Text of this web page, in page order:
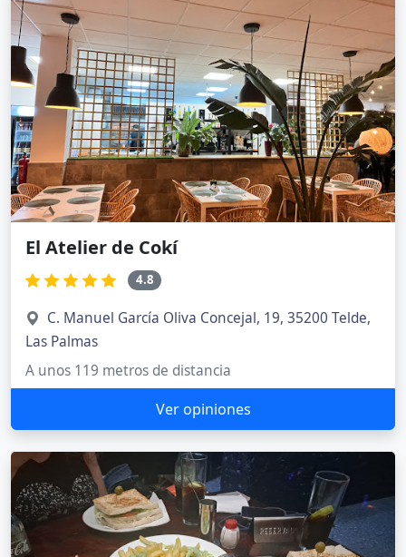
El Atelier de Cokí
4.8
C. Manuel García Oliva Concejal, 19, 35200 Telde,
Las Palmas
A unos 119 metros de distancia
Ver opiniones